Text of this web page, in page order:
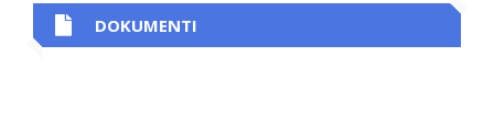
DOKUMENTI